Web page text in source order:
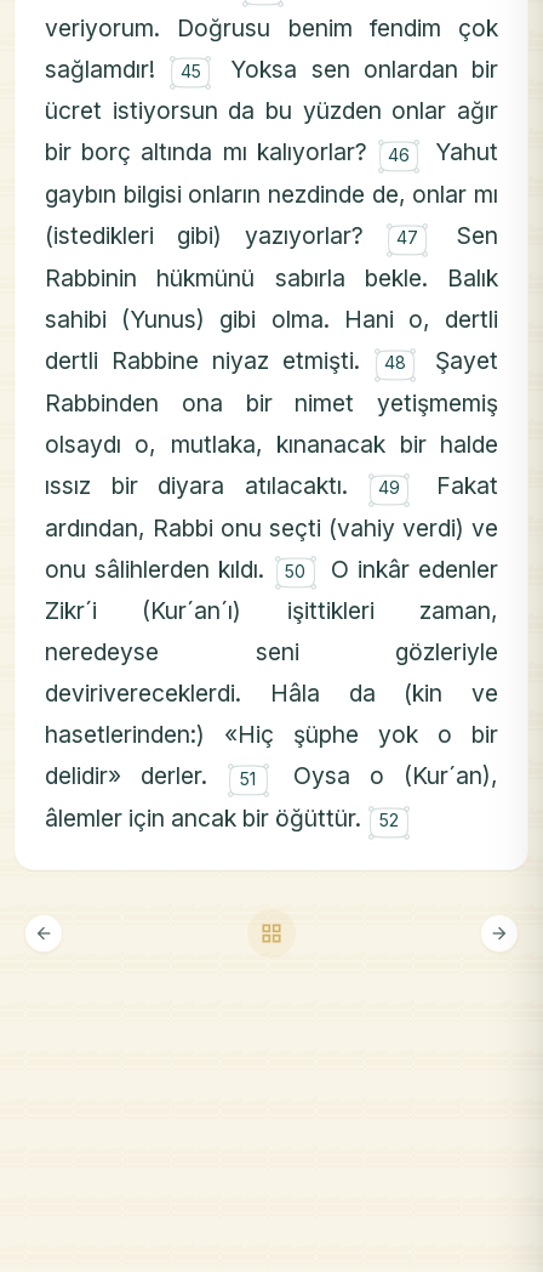
veriyorum. Doğrusu benim fendim çok
sağlamdır! ۝
45
Yoksa sen onlardan bir
ücret istiyorsun da bu yüzden onlar ağır
bir borç altında mı kalıyorlar? ۝
46
Yahut
gaybın bilgisi onların nezdinde de, onlar mı
(istedikleri gibi) yazıyorlar? ۝
47
Sen
Rabbinin hükmünü sabırla bekle. Balık
sahibi (Yunus) gibi olma. Hani o, dertli
dertli Rabbine niyaz etmişti. ۝
48
Şayet
Rabbinden ona bir nimet yetişmemiş
olsaydı o, mutlaka, kınanacak bir halde
ıssız bir diyara atılacaktı. ۝
49
Fakat
ardından, Rabbi onu seçti (vahiy verdi) ve
onu sâlihlerden kıldı. ۝
50
O inkâr edenler
Zikr´i (Kur´an´ı) işittikleri zaman,
neredeyse seni gözleriyle
devirivereceklerdi. Hâla da (kin ve
hasetlerinden:) «Hiç şüphe yok o bir
delidir» derler. ۝
51
Oysa o (Kur´an),
âlemler için ancak bir öğüttür. ۝
52
arrow_back grid_view arrow_forward